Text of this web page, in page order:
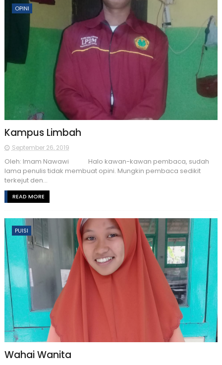
OPINI
Kampus Limbah
September 26, 2019
Oleh: Imam Nawawi Halo kawan-kawan pembaca, sudah
lama penulis tidak membuat opini. Mungkin pembaca sedikit
terkejut den...
READ MORE
PUISI
Wahai Wanita